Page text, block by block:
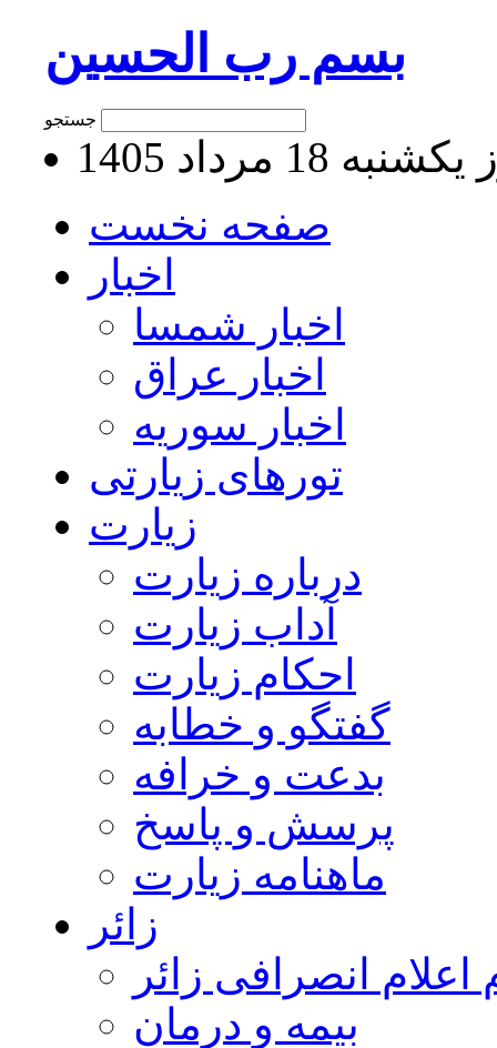
بسم رب الحسین
18 مرداد 1405
صفحه نخست
اخبار
اخبار شمسا
اخبار عراق
اخبار سوریه
تورهای زیارتی
زیارت
درباره زیارت
آداب زیارت
احکام زیارت
گفتگو و خطابه
بدعت و خرافه
پرسش و پاسخ
ماهنامه زیارت
زائر
اعلام انصرافی زائر
بيمه و درمان